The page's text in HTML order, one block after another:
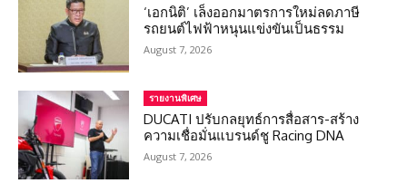
‘เอกนิติ’ เล็งออกมาตรการใหม่ลดภาษี
รถยนต์ไฟฟ้าหนุนแข่งขันเป็นธรรม
August 7, 2026
รายงานพิเศษ
DUCATI ปรับกลยุทธ์การสื่อสาร-สร้าง
ความเชื่อมั่นแบรนด์ชู Racing DNA
August 7, 2026